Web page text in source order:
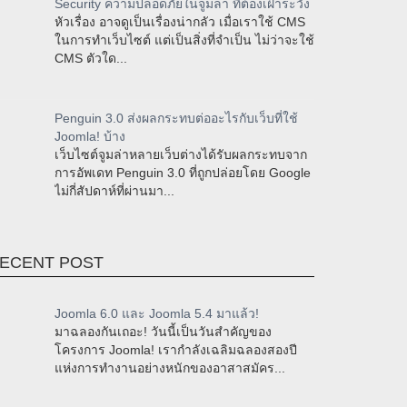
Security ความปลอดภัยในจูมล่า ที่ต้องเฝ้าระวัง
หัวเรื่อง อาจดูเป็นเรื่องน่ากลัว เมื่อเราใช้ CMS
ในการทำเว็บไซต์ แต่เป็นสิ่งที่จำเป็น ไม่ว่าจะใช้
CMS ตัวใด...
Penguin 3.0 ส่งผลกระทบต่ออะไรกับเว็บที่ใช้
Joomla! บ้าง
เว็บไซต์จูมล่าหลายเว็บต่างได้รับผลกระทบจาก
การอัพเดท Penguin 3.0 ที่ถูกปล่อยโดย Google
ไม่กี่สัปดาห์ที่ผ่านมา...
POST
Joomla 6.0 และ Joomla 5.4 มาแล้ว!
มาฉลองกันเถอะ! วันนี้เป็นวันสำคัญของ
โครงการ Joomla! เรากำลังเฉลิมฉลองสองปี
แห่งการทำงานอย่างหนักของอาสาสมัคร...